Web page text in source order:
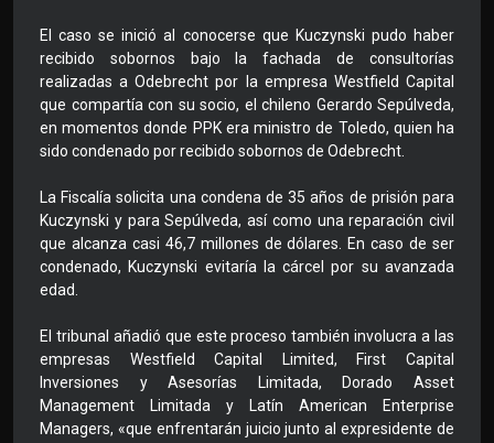
El caso se inició al conocerse que Kuczynski pudo haber
recibido sobornos bajo la fachada de consultorías
realizadas a Odebrecht por la empresa Westfield Capital
que compartía con su socio, el chileno Gerardo Sepúlveda,
en momentos donde PPK era ministro de Toledo, quien ha
sido condenado por recibido sobornos de Odebrecht.
La Fiscalía solicita una condena de 35 años de prisión para
Kuczynski y para Sepúlveda, así como una reparación civil
que alcanza casi 46,7 millones de dólares. En caso de ser
condenado, Kuczynski evitaría la cárcel por su avanzada
edad.
El tribunal añadió que este proceso también involucra a las
empresas Westfield Capital Limited, First Capital
Inversiones y Asesorías Limitada, Dorado Asset
Management Limitada y Latín American Enterprise
Managers, «que enfrentarán juicio junto al expresidente de